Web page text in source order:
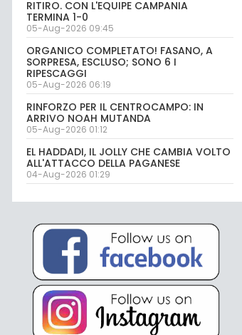
RITIRO. CON L'EQUIPE CAMPANIA
TERMINA 1-0
05-Aug-2026 09:45
ORGANICO COMPLETATO! FASANO, A
SORPRESA, ESCLUSO; SONO 6 I
RIPESCAGGI
05-Aug-2026 06:19
RINFORZO PER IL CENTROCAMPO: IN
ARRIVO NOAH MUTANDA
05-Aug-2026 01:12
EL HADDADI, IL JOLLY CHE CAMBIA VOLTO
ALL'ATTACCO DELLA PAGANESE
04-Aug-2026 01:29